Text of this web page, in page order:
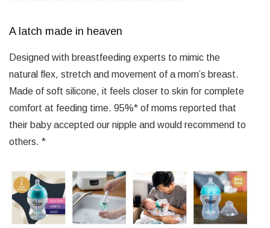
A latch made in heaven
Designed with breastfeeding experts to mimic the
natural flex, stretch and movement of a mom’s breast.
Made of soft silicone, it feels closer to skin for complete
comfort at feeding time. 95%* of moms reported that
their baby accepted our nipple and would recommend to
others. *